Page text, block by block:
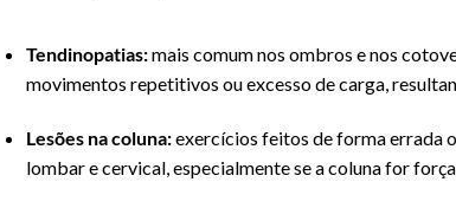
Tendinopatias:mais comum nos ombros e nos
movimentos repetitivos ou excesso de carga,
Lesões na coluna:exercícios feitos de forma errada
lombar e cervical, especialmente se a coluna for